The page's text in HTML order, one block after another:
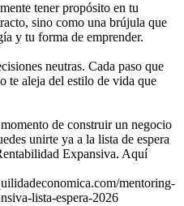
tener propósito en tu
sino como una brújula que
y tu forma de emprender.
neutras. Cada paso que
te aleja del estilo de vida que
de construir un negocio
unirte ya a la lista de espera
Expansiva. Aquí
mentoring-
lista-espera-2026